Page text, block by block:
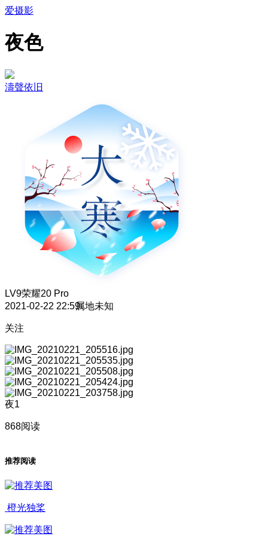
爱摄影
夜色
濤聲依旧
LV9荣耀20 Pro
2021-02-22 22:59属地未知
关注
夜1
868阅读
推荐阅读
橙光独桨